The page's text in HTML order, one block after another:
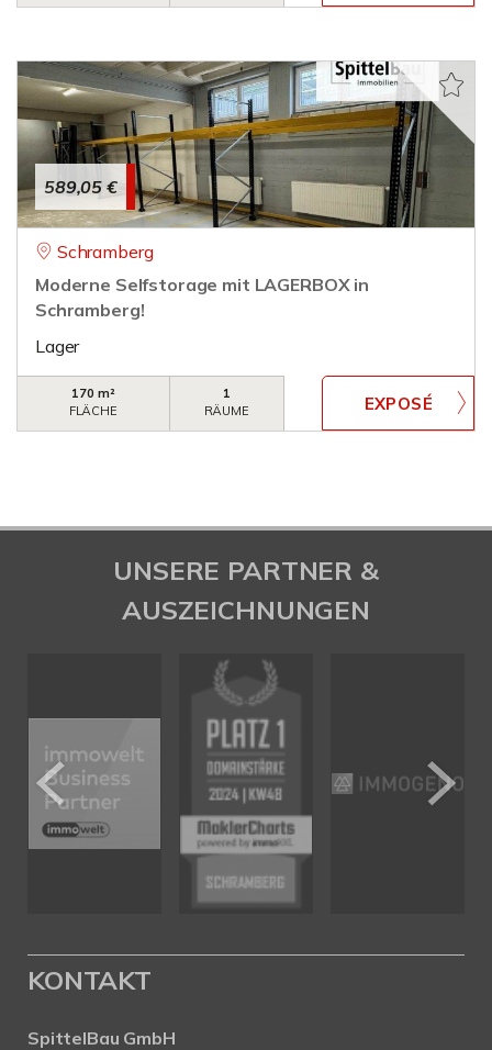
589,05 €
Schramberg
Moderne Selfstorage mit LAGERBOX in
Schramberg!
Lager
170 m²
FLÄCHE
1
RÄUME
UNSERE PARTNER &
AUSZEICHNUNGEN
KONTAKT
SpittelBau GmbH